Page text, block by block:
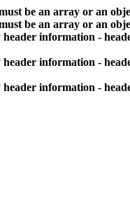
be an array or an
be an array or an
information -
information -
information -